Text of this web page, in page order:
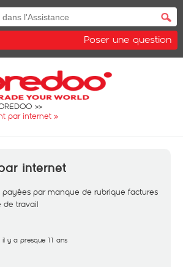
Poser une question
par internet »
internet
par manque de rubrique factures
de travail
il y a presque 11 ans